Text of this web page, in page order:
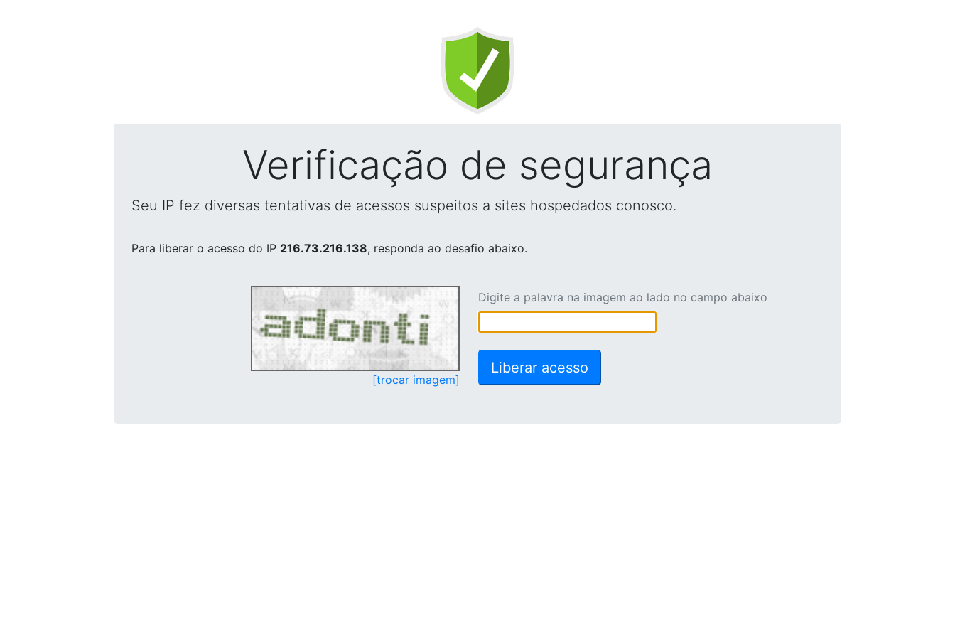
Verificação de segurança
Seu IP fez diversas tentativas de acessos suspeitos a sites hospedados conosco.
Para liberar o acesso do IP 216.73.216.138, responda ao desafio abaixo.
[trocar imagem]
Digite a palavra na imagem ao lado no campo abaixo